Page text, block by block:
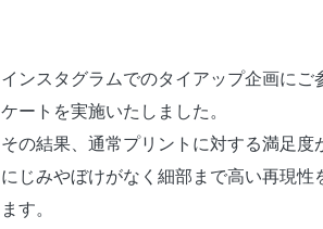
インスタグラムでのタイアップ企画に
ケートを実施いたしました。
その結果、通常プリントに対する満足度
にじみやぼけがなく細部まで高い再現
ます。